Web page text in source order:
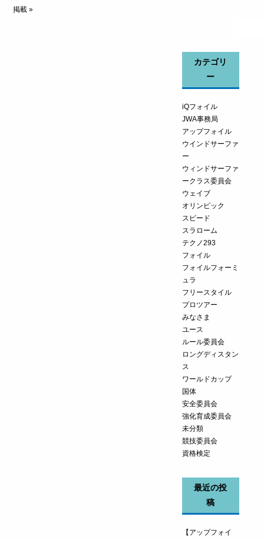
掲載 »
カテゴリ
ー
iQフォイル
JWA事務局
アップフォイル
ウインドサーファ
ー
ウィンドサーファ
ークラス委員会
ウェイブ
オリンピック
スピード
スラローム
テクノ293
フォイル
フォイルフォーミ
ュラ
フリースタイル
プロツアー
みなさま
ユース
ルール委員会
ロングディスタン
ス
ワールドカップ
国体
安全委員会
強化育成委員会
未分類
競技委員会
資格検定
最近の投
稿
【アップフォイ